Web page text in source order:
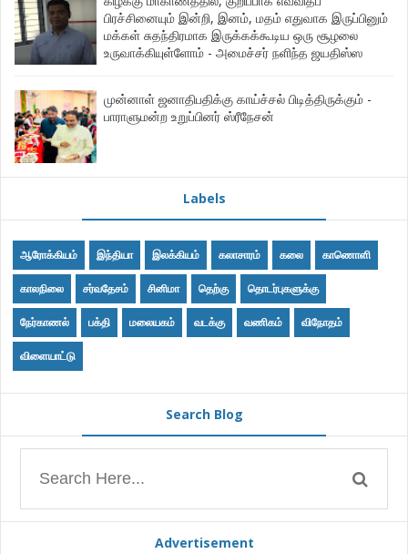
பிரச்சினையும் இன்றி, இனம், மதம் எதுவாக இருப்பினும்
மக்கள் சுதந்திரமாக இருக்கக்கூடிய ஒரு சூழலை
உருவாக்கியுள்ளோம் - அமைச்சர் நளிந்த ஜயதிஸ்ஸ
முன்னாள் ஜனாதிபதிக்கு காய்ச்சல் பிடித்திருக்கும் -
பாராளுமன்ற உறுப்பினர் ஸ்ரீநேசன்
Labels
ஆரோக்கியம் இந்தியா இலக்கியம் கலாசாரம் கலை காணொளி
காலநிலை சர்வதேசம் சினிமா தெற்கு தொடர்புகளுக்கு
நேர்காணல் பக்தி மலையகம் வடக்கு வணிகம் விநோதம்
விளையாட்டு
Search Blog
Advertisement